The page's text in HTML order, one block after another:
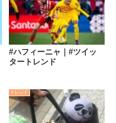
#ハフィーニャ｜#ツイッ
タートレンド
トレンド